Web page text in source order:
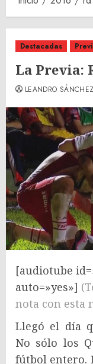
Destacadas
La Previa:
LEANDRO SÁNCHEZ
[audiotube
auto=»yes»]
nota con esta
Llegó el día
No sólo los
fútbol entero.